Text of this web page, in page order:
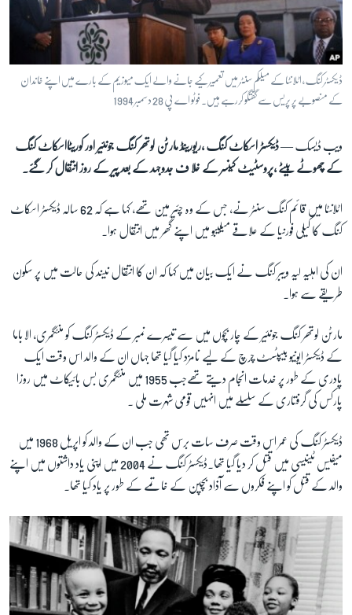
آرٹ
آزادیٔ صحافت
سائنس و ٹیکنالوجی
صحت
ویڈیوز
اسپیشل کوریج
Learning English
FOLLOW US
زبان
ڈیکسٹر کنگ ، اٹلانٹا کے میلکم سنٹر میں تعمیر کیے جانے والے ایک میوزیم کے بارے میں اپنے خاندان
کے منصوبے پر پریس سے گفتگو کررہے ہیں۔ فوٹو اے پی 28 دسمبر 1994
ویب ڈیسک —ڈیکسٹر اسکاٹ کنگ ،ریورینڈ مارٹن لوتھر کنگ جونئیر اور کوریٹااسکاٹ کنگ
کے چھوٹے بیٹے ،پروسٹیٹ کینسر کے خلا ف جدوجہد کے بعد پیر کے روز انتقال کر گئے۔
اٹلانٹا میں قائم کنگ سنٹر نے، جس کے وہ چئیر مین تھے، کہا ہے کہ 62 سالہ ڈیکسٹر اسکاٹ
کنگ کا کیلی فورنیا کے علاقے میلیبو میں اپنے گھر میں انتقال ہوا۔
ان کی اہلیہ لیہ ویبر کنگ نے ایک بیان میں کہا کہ ان کا انتقال نیند کی حالت میں پر سکون
طریقے سے ہوا۔
مارٹن لوتھر کنگ جونئیر کے چار بچوں میں سے تیسرے نمبر کے ڈیکسٹر کنگ کو منٹگمری، الاباما
کے ڈیکسٹر ایونیو بیپٹسٹ چرچ کے لیے نامزد کیا گیا تھا جہاں ان کے والد اس وقت ایک
پادری کے طور پر خدمات انجام دیتے تھےجب 1955 میں منٹگمری بس بائیکاٹ میں روزا
پارکس کی گرفتاری کے سلسلے میں انہیں قومی شہرت ملی ۔
ڈیکسٹر کنگ کی عمر اس وقت صرف سات برس تھی جب ان کے والد کو اپریل 1968 میں
میفیس ٹینیسی میں قتل کر دیا گیا تھا۔ڈیکسٹر کنگ نے 2004 میں اپنی یاد داشتوں میں اپنے
والد کے قتل کو اپنے فکروں سے آذاد بچپن کے خاتمے کے طور پر یاد کیا تھا۔